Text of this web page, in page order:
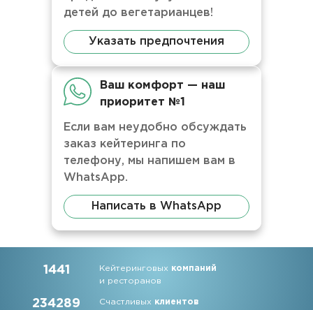
детей до вегетарианцев!
Указать предпочтения
Ваш комфорт — наш
приоритет №1
Если вам неудобно обсуждать
заказ кейтеринга по
телефону, мы напишем вам в
WhatsApp.
Написать в WhatsApp
1441 Кейтеринговых компаний
и ресторанов
234289 Счастливых клиентов